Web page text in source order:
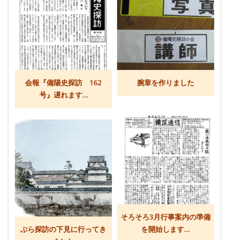
会報『備陽史探訪 162
号』遅れます…
腕章を作りました
そろそろ3月行事案内の準備
を開始します…
ぶら探訪の下見に行ってき